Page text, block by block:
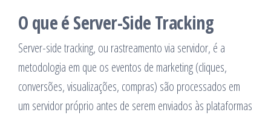
O que é Server-Side Tracking
Server-side tracking, ou rastreamento via servidor, é a
metodologia em que os eventos de marketing (cliques,
conversões, visualizações, compras) são processados em
um servidor próprio antes de serem enviados às plataformas